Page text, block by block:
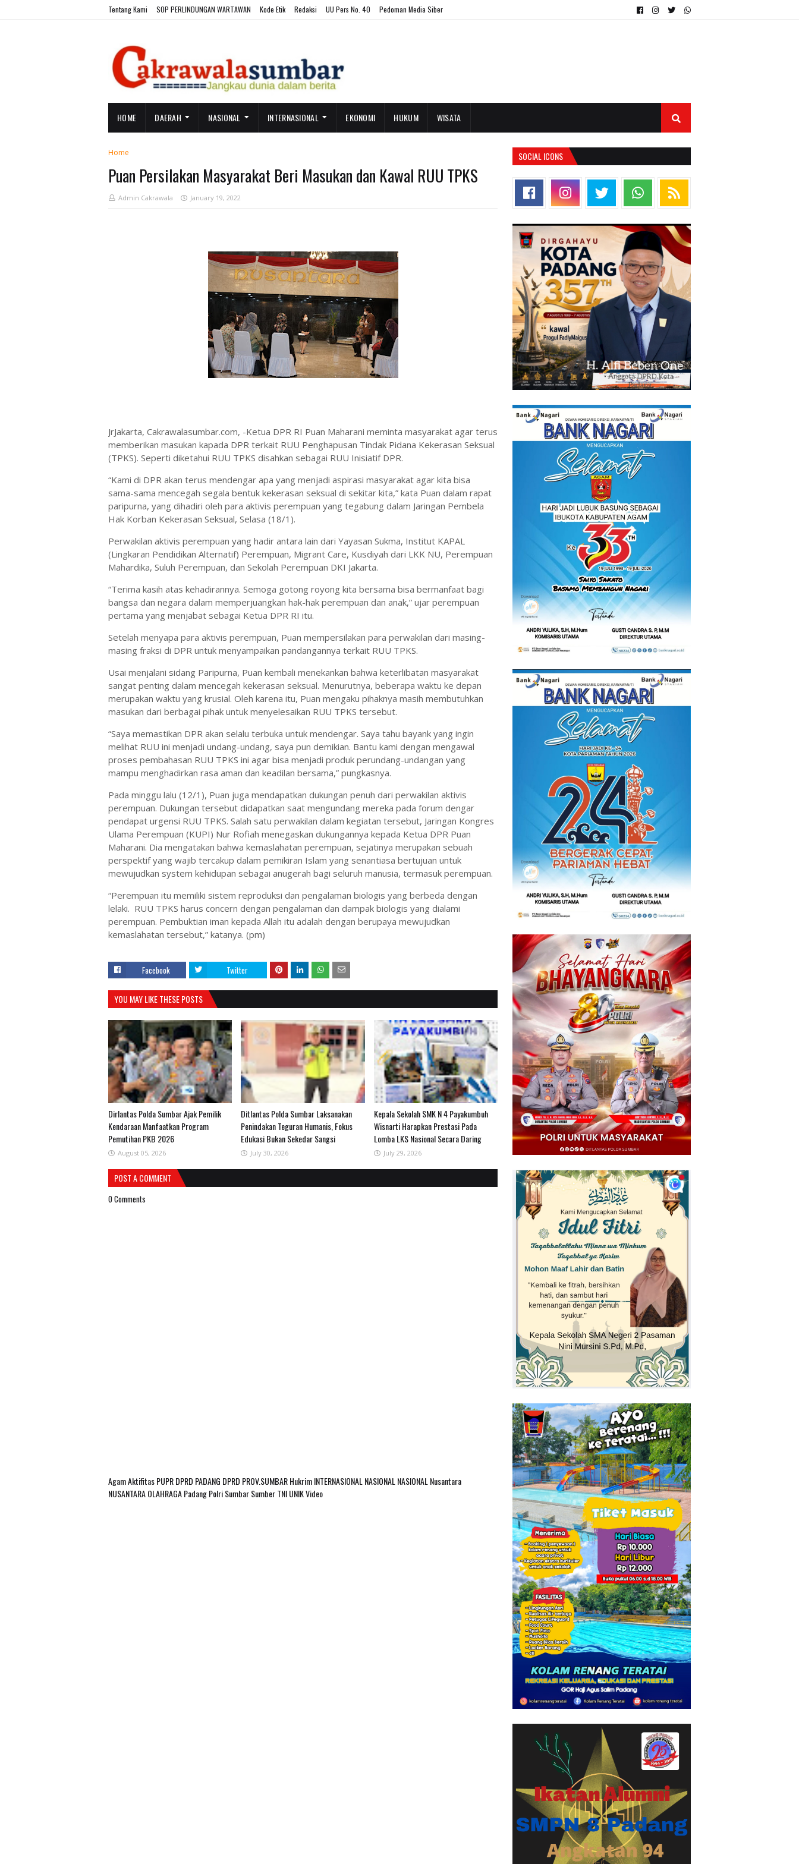
Tentang Kami SOP PERLINDUNGAN WARTAWAN Kode Etik Redaksi UU Pers No. 40 Pedoman Media Siber
HOME DAERAH NASIONAL INTERNASIONAL EKONOMI HUKUM WISATA
Home
Puan Persilakan Masyarakat Beri Masukan dan Kawal RUU TPKS
Admin Cakrawala January 19, 2022
JrJakarta, Cakrawalasumbar.com, -Ketua DPR RI Puan Maharani meminta masyarakat agar terus
memberikan masukan kapada DPR terkait RUU Penghapusan Tindak Pidana Kekerasan Seksual
(TPKS). Seperti diketahui RUU TPKS disahkan sebagai RUU Inisiatif DPR.
“Kami di DPR akan terus mendengar apa yang menjadi aspirasi masyarakat agar kita bisa
sama-sama mencegah segala bentuk kekerasan seksual di sekitar kita,” kata Puan dalam rapat
paripurna, yang dihadiri oleh para aktivis perempuan yang tegabung dalam Jaringan Pembela
Hak Korban Kekerasan Seksual, Selasa (18/1).
Perwakilan aktivis perempuan yang hadir antara lain dari Yayasan Sukma, Institut KAPAL
(Lingkaran Pendidikan Alternatif) Perempuan, Migrant Care, Kusdiyah dari LKK NU, Perempuan
Mahardika, Suluh Perempuan, dan Sekolah Perempuan DKI Jakarta.
“Terima kasih atas kehadirannya. Semoga gotong royong kita bersama bisa bermanfaat bagi
bangsa dan negara dalam memperjuangkan hak-hak perempuan dan anak,” ujar perempuan
pertama yang menjabat sebagai Ketua DPR RI itu.
Setelah menyapa para aktivis perempuan, Puan mempersilakan para perwakilan dari masing-
masing fraksi di DPR untuk menyampaikan pandangannya terkait RUU TPKS.
Usai menjalani sidang Paripurna, Puan kembali menekankan bahwa keterlibatan masyarakat
sangat penting dalam mencegah kekerasan seksual. Menurutnya, beberapa waktu ke depan
merupakan waktu yang krusial. Oleh karena itu, Puan mengaku pihaknya masih membutuhkan
masukan dari berbagai pihak untuk menyelesaikan RUU TPKS tersebut.
“Saya memastikan DPR akan selalu terbuka untuk mendengar. Saya tahu bayank yang ingin
melihat RUU ini menjadi undang-undang, saya pun demikian. Bantu kami dengan mengawal
proses pembahasan RUU TPKS ini agar bisa menjadi produk perundang-undangan yang
mampu menghadirkan rasa aman dan keadilan bersama,” pungkasnya.
Pada minggu lalu (12/1), Puan juga mendapatkan dukungan penuh dari perwakilan aktivis
perempuan. Dukungan tersebut didapatkan saat mengundang mereka pada forum dengar
pendapat urgensi RUU TPKS. Salah satu perwakilan dalam kegiatan tersebut, Jaringan Kongres
Ulama Perempuan (KUPI) Nur Rofiah menegaskan dukungannya kepada Ketua DPR Puan
Maharani. Dia mengatakan bahwa kemaslahatan perempuan, sejatinya merupakan sebuah
perspektif yang wajib tercakup dalam pemikiran Islam yang senantiasa bertujuan untuk
mewujudkan system kehidupan sebagai anugerah bagi seluruh manusia, termasuk perempuan.
“Perempuan itu memiliki sistem reproduksi dan pengalaman biologis yang berbeda dengan
lelaki. RUU TPKS harus concern dengan pengalaman dan dampak biologis yang dialami
perempuan. Pembuktian iman kepada Allah itu adalah dengan berupaya mewujudkan
kemaslahatan tersebut,” katanya. (pm)
Facebook Twitter
YOU MAY LIKE THESE POSTS
Dirlantas Polda Sumbar Ajak Pemilik
Kendaraan Manfaatkan Program
Pemutihan PKB 2026
August 05, 2026
Ditlantas Polda Sumbar Laksanakan
Penindakan Teguran Humanis, Fokus
Edukasi Bukan Sekedar Sangsi
July 30, 2026
Kepala Sekolah SMK N 4 Payakumbuh
Wisnarti Harapkan Prestasi Pada
Lomba LKS Nasional Secara Daring
July 29, 2026
POST A COMMENT
0 Comments
AgamAktifitas PUPRDPRD PADANG DPRD PROV.SUMBARHukrimINTERNASIONAL NASIONAL NASIONAL Nusantara
NUSANTARAOLAHRAGAPadangPolriSumbarSumberTNIUNIKVideo
SOCIAL ICONS